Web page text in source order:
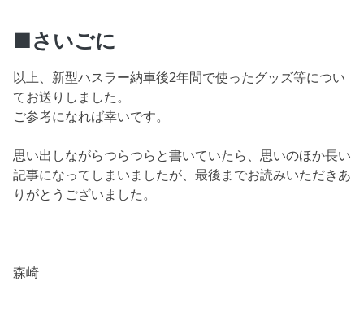
■さいごに
以上、新型ハスラー納車後2年間で使ったグッズ等につい
てお送りしました。
ご参考になれば幸いです。
思い出しながらつらつらと書いていたら、思いのほか長い
記事になってしまいましたが、最後までお読みいただきあ
りがとうございました。
森崎